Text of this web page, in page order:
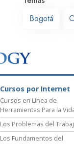
Bogotá
Cursos por Internet
Cursos en Línea de
Herramientas Para la
Los Problemas del
Los Fundamentos del